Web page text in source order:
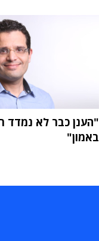
"הענן כבר לא נמדד
באמון"